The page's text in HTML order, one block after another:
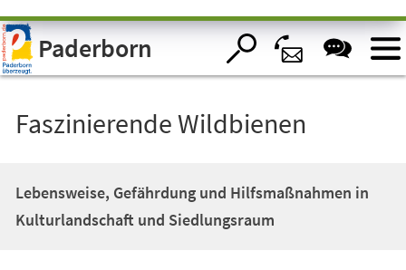
Visuelle
Assistenzsoftware
öffnen.Paderborn
Faszinierende Wildbienen
Lebensweise, Gefährdung und Hilfsmaßnahmen in
Kulturlandschaft und Siedlungsraum